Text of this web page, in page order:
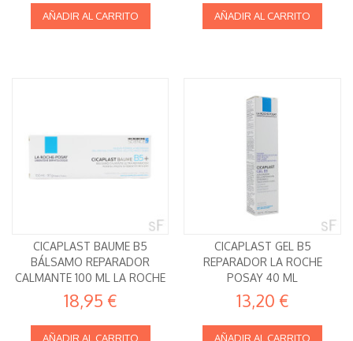
AÑADIR AL CARRITO AÑADIR AL CARRITO
CICAPLAST BAUME B5
BÁLSAMO REPARADOR
CALMANTE 100 ML LA ROCHE
POSAY
18,95 €
AÑADIR AL CARRITO
CICAPLAST GEL B5
REPARADOR LA ROCHE
POSAY 40 ML
13,20 €
AÑADIR AL CARRITO